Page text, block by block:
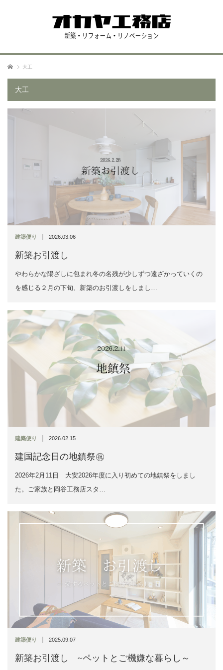
ホーム 大工
大工
建築便り | 2026.03.06
新築お引渡し
やわらかな陽ざしに包まれ冬の名残が少しずつ遠ざかっていくの
を感じる２月の下旬、新築のお引渡しをしまし…
建築便り | 2026.02.15
建国記念日の地鎮祭㊗
2026年2月11日 大安2026年度に入り初めての地鎮祭をしまし
た。ご家族と岡谷工務店スタ…
建築便り | 2025.09.07
新築お引渡し ~ペットとご機嫌な暮らし～